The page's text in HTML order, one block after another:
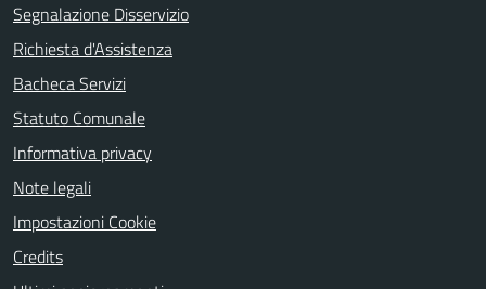
Segnalazione Disservizio
Richiesta d'Assistenza
Bacheca Servizi
Statuto Comunale
Informativa privacy
Note legali
Impostazioni Cookie
Credits